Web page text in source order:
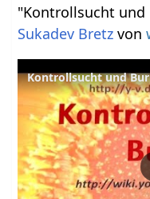
"Kontrollsucht und
Sukadev Bretz von
Kontrollsucht und